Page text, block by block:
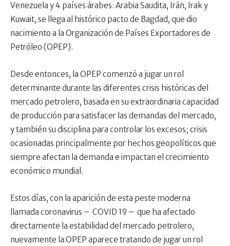
Venezuela y 4 países árabes: Arabia Saudita, Irán, Irak y
Kuwait, se llega al histórico pacto de Bagdad, que dio
nacimiento a la Organización de Países Exportadores de
Petróleo (OPEP).
Desde entonces, la OPEP comenzó a jugar un rol
determinante durante las diferentes crisis históricas del
mercado petrolero, basada en su extraordinaria capacidad
de producción para satisfacer las demandas del mercado,
y también su disciplina para controlar los excesos; crisis
ocasionadas principalmente por hechos geopolíticos que
siempre afectan la demanda e impactan el crecimiento
económico mundial.
Estos días, con la aparición de esta peste moderna
llamada coronavirus – COVID 19 – que ha afectado
directamente la estabilidad del mercado petrolero,
nuevamente la OPEP aparece tratando de jugar un rol